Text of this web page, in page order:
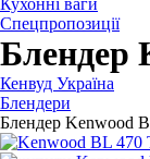
Кухонні ваги
Спецпропозиції
Блендер
Кенвуд Україна
Блендери
Блендер Kenwood